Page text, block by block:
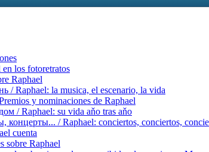
los fotoretratos
Raphael
/ Raphael: la musica, el escenario, la vida
y nominaciones de Raphael
/ Raphael: su vida aňo tras aňo
концерты... / Raphael: conciertos, сonciertos,
cuenta
sobre Raphael